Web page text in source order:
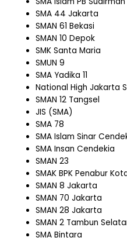
SMA 44 Jakarta
SMAN 61 Bekasi
SMAN 10 Depok
SMK Santa Maria
SMUN 9
SMA Yadika 11
National High Jakarta
SMAN 12 Tangsel
JIS (SMA)
SMA 78
SMA Islam Sinar
SMA Insan Cendekia
SMAN 23
SMAK BPK Penabur
SMAN 8 Jakarta
SMAN 70 Jakarta
SMAN 28 Jakarta
SMAN 2 Tambun
SMA Bintara